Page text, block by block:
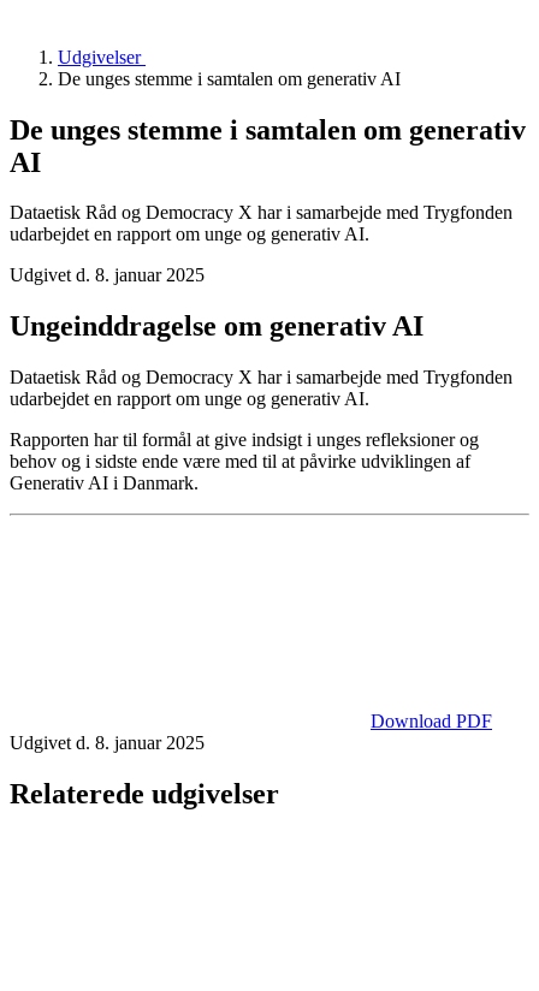
Udgivelser
De unges stemme i samtalen om generativ AI
De unges stemme i samtalen om generativ
AI
Dataetisk Råd og Democracy X har i samarbejde med Trygfonden
udarbejdet en rapport om unge og generativ AI.
Udgivet d. 8. januar 2025
Ungeinddragelse om generativ AI
Dataetisk Råd og Democracy X har i samarbejde med Trygfonden
udarbejdet en rapport om unge og generativ AI.
Rapporten har til formål at give indsigt i unges refleksioner og
behov og i sidste ende være med til at påvirke udviklingen af
Generativ AI i Danmark.
Download PDF
Udgivet d. 8. januar 2025
Relaterede udgivelser